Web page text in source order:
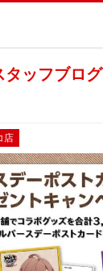
タッフブログ
店